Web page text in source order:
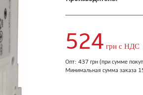
524 грн с НДС
Опт: 437 грн (при сумме
Минимальная сумма заказа